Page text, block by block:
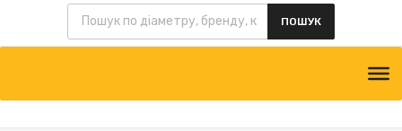
+38(095)834-52-75
Пошук товарів
ПОШУК
content